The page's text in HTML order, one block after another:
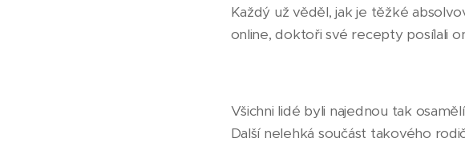
Každý už věděl, jak je těžké
online, doktoři své recepty posílali
Všichni lidé byli najednou tak
Další nelehká součást takového